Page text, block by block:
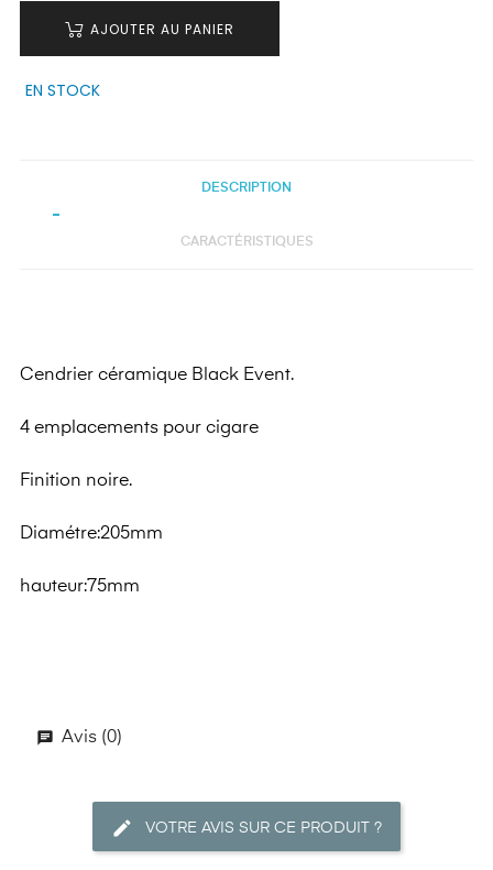
AJOUTER AU PANIER
EN STOCK
DESCRIPTION
CARACTÉRISTIQUES
Cendrier céramique Black Event.
4 emplacements pour cigare
Finition noire.
Diamétre:205mm
hauteur:75mm
Avis (0)
VOTRE AVIS SUR CE PRODUIT ?